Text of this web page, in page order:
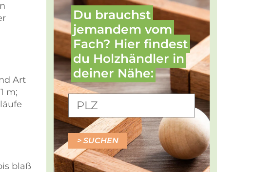
Art
m;
blaß
Du brauchst
jemandem vom
Fach? Hier findest
du Holz­händler in
deiner Nähe:
SUCHEN